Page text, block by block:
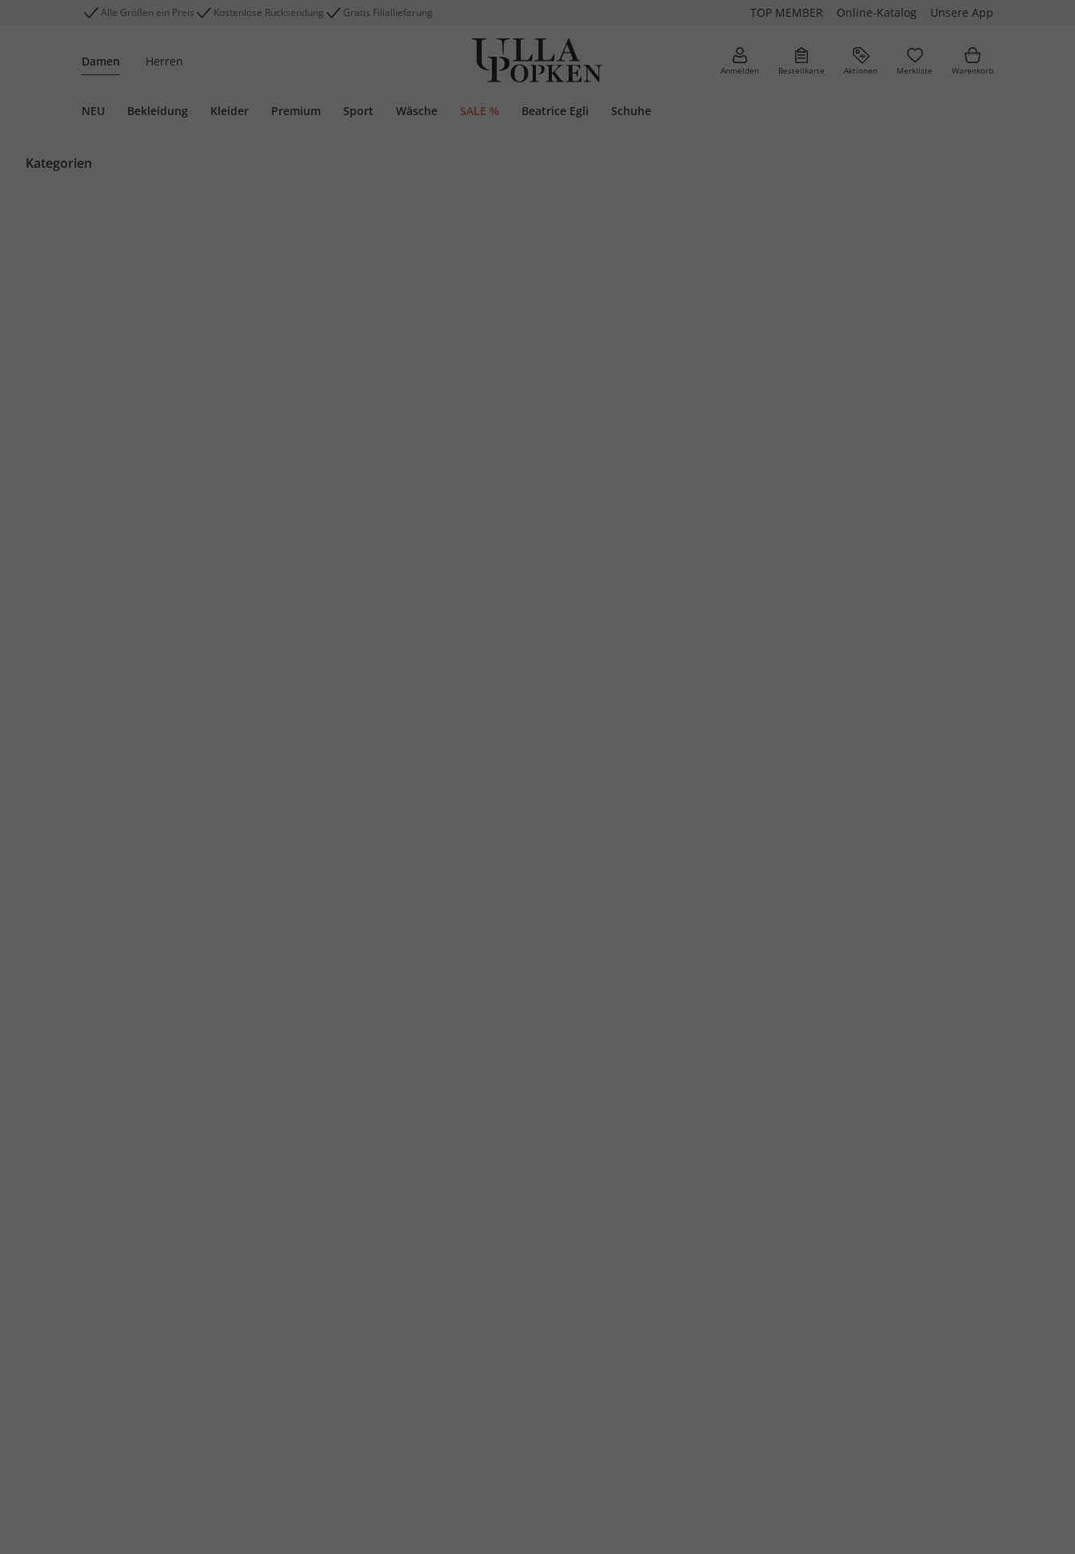
Alle Größen ein Preis Kostenlose Rücksendung Gratis Filiallieferung TOP MEMBER Online-Katalog Unsere App
Damen Herren
Anmelden Bestellkarte Aktionen Merkliste Warenkorb
NEU Bekleidung Kleider Premium Sport Wäsche SALE % Beatrice Egli Schuhe
Kategorien